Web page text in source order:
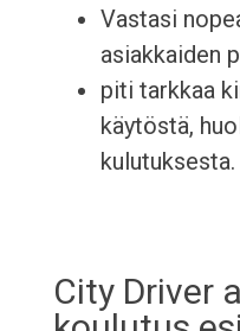
Vastasi
asiakkaiden
piti tarkkaa
käytöstä,
kulutuksesta.
City Driver